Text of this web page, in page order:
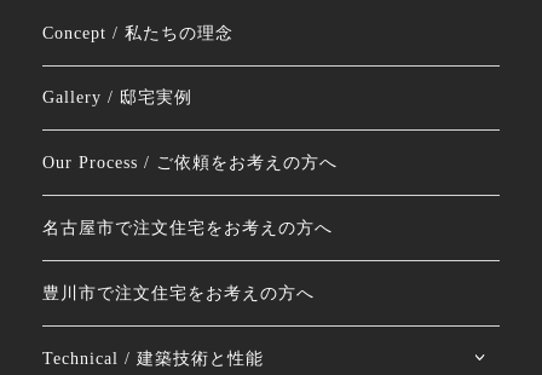
Concept / 私たちの理念
Gallery / 邸宅実例
Our Process / ご依頼をお考えの方へ
名古屋市で注文住宅をお考えの方へ
豊川市で注文住宅をお考えの方へ
Technical / 建築技術と性能